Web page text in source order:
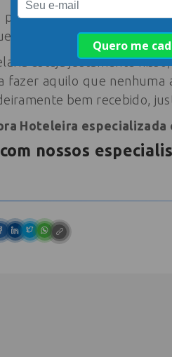
percepção de
acolhe sem esforço.
esteja justamente
fazer aquilo que
bem recebido,
Hoteleira especializada
nossos